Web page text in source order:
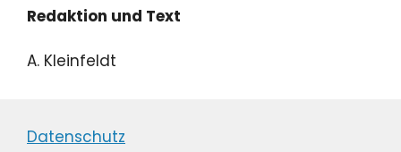
Redaktion und Text
A. Kleinfeldt
Datenschutz